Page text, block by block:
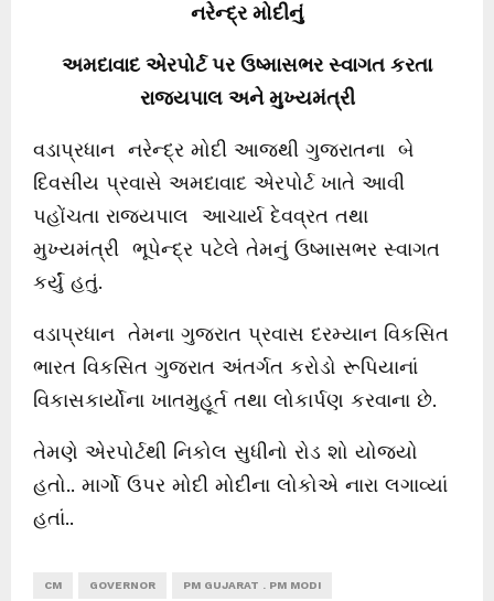
નરેન્દ્ર મોદીનું
અમદાવાદ એરપોર્ટ પર ઉષ્માસભર સ્વાગત કરતા
રાજ્યપાલ અને મુખ્યમંત્રી
વડાપ્રધાન નરેન્દ્ર મોદી આજથી ગુજરાતના બે
દિવસીય પ્રવાસે અમદાવાદ એરપોર્ટ ખાતે આવી
પહોંચતા રાજ્યપાલ આચાર્ય દેવવ્રત તથા
મુખ્યમંત્રી ભૂપેન્દ્ર પટેલે તેમનું ઉષ્માસભર સ્વાગત
કર્યું હતું.
વડાપ્રધાન તેમના ગુજરાત પ્રવાસ દરમ્યાન વિકસિત
ભારત વિકસિત ગુજરાત અંતર્ગત કરોડો રૂપિયાનાં
વિકાસકાર્યોના ખાતમુહૂર્ત તથા લોકાર્પણ કરવાના છે.
તેમણે એરપોર્ટથી નિકોલ સુધીનો રોડ શો યોજ્યો
હતો.. માર્ગો ઉપર મોદી મોદીના લોકોએ નારા લગાવ્યાં
હતાં..
CM GOVERNOR PM GUJARAT . PM MODI